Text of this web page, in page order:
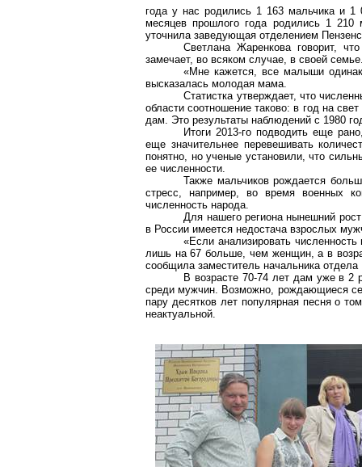
года у нас родились 1 163 мальчика и 1
месяцев прошлого года родились 1 210
уточнила заведующая отделением
Светлана Жаренкова говорит,
замечает, во всяком случае, в своей
«Мне кажется, все малыши
высказалась молодая мама.
Статистка утверждает, что
области соотношение таково: в год на
дам. Это результаты наблюдений с 1980
Итоги 2013-го подводить еще
еще значительнее перевешивать
понятно, но ученые установили, что
ее численности.
Также мальчиков рождается
стресс, например, во время военных
численность народа.
Для нашего региона нынешний
в России имеется недостача взрослых
«Если анализировать
лишь на 67 больше, чем женщин, а в
сообщила заместитель начальника
В возрасте 70-74 лет дам уже в 2
среди мужчин. Возможно, рождающиеся
пару десятков лет популярная песня о
неактуальной.